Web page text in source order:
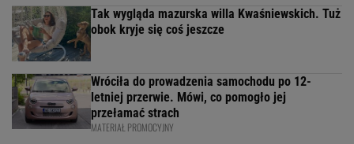
Tak wygląda mazurska willa Kwaśniewskich. Tuż
obok kryje się coś jeszcze
Wróciła do prowadzenia samochodu po 12-
letniej przerwie. Mówi, co pomogło jej
przełamać strach
MATERIAŁ PROMOCYJNY